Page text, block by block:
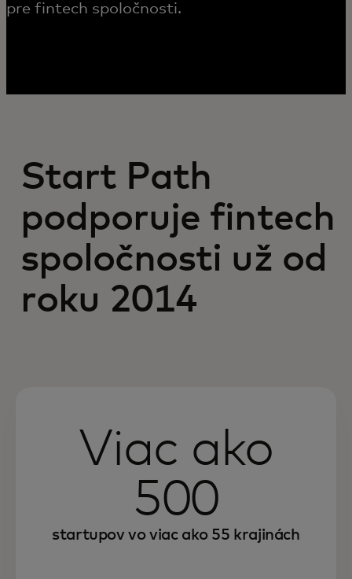
pre fintech spoločnosti.
Start Path
podporuje fintech
spoločnosti už od
roku 2014
Viac ako
500
startupov vo viac ako 55 krajinách